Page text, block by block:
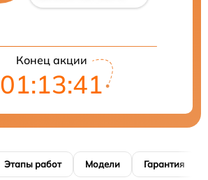
Конец акции
01:13:40
Этапы работ Модели Гарантия